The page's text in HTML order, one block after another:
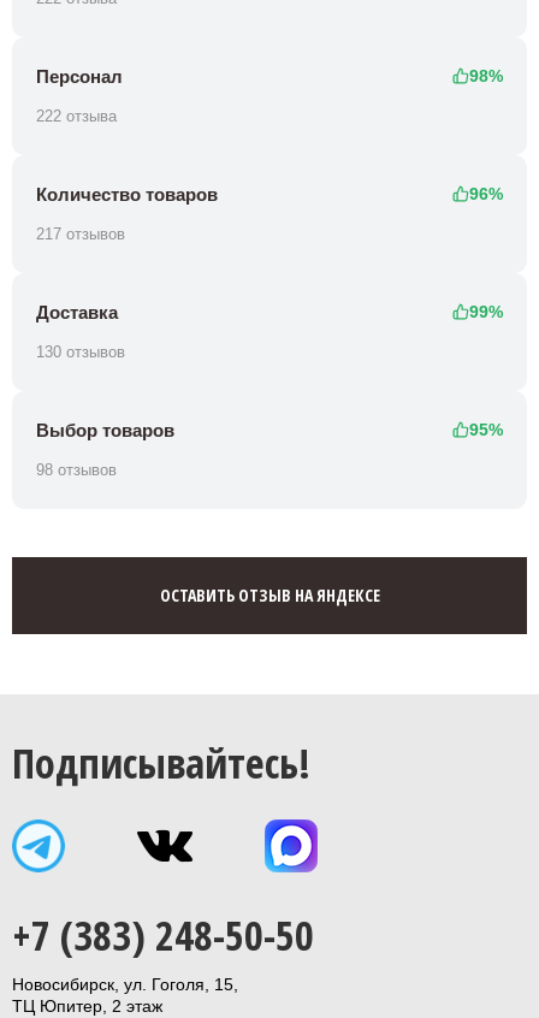
Персонал 98%
222 отзыва
Количество товаров 96%
217 отзывов
Доставка 99%
130 отзывов
Выбор товаров 95%
98 отзывов
ОСТАВИТЬ ОТЗЫВ НА ЯНДЕКСЕ
Подписывайтесь!
+7 (383) 248-50-50
Новосибирск, ул. Гоголя, 15,
ТЦ Юпитер, 2 этаж